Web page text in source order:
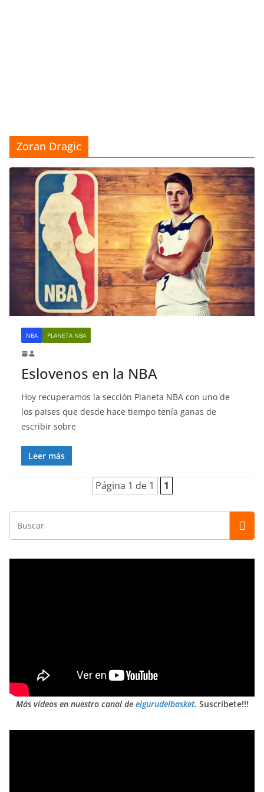
Zoran Dragic
NBA PLANETA NBA
Eslovenos en la NBA
Hoy recuperamos la sección Planeta NBA con uno de
los paises que desde hace tiempo tenía ganas de
escribir sobre
Leer más
Página 1 de 1 1
Más vídeos en nuestro canal de elgurudelbasket. Suscríbete!!!